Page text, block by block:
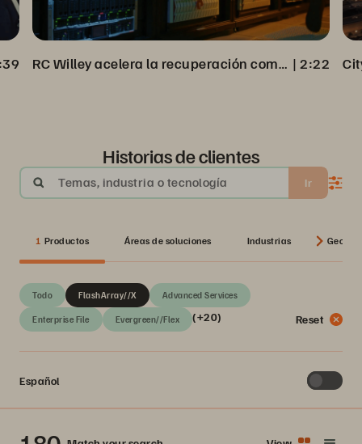
RC Willey acelera la recuperación completa de datos desde Veeam Backup | 2:22
Historias de clientes
Temas, industria o tecnología Ir
1 Productos Áreas de soluciones Industrias Geos
Todo Advanced Services
Enterprise File Evergreen//Flex
FlashArray//X
(+20) Reset
Español